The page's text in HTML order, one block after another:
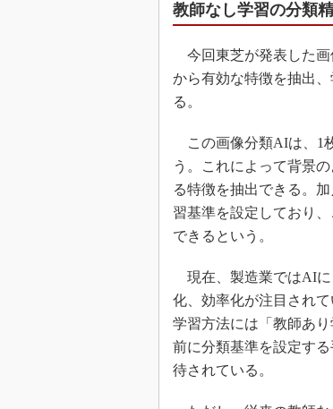
教師なし学習の分類
今回東芝が発表した画
から有効な特徴を抽出
る。
この画像分類AIは、1
う。これによって背景
る特徴を抽出できる。
習基準を設定しており
できるという。
現在、製造業ではAIに
化、効率化が注目され
学習方法には「教師あ
前に分類基準を設定す
待されている。